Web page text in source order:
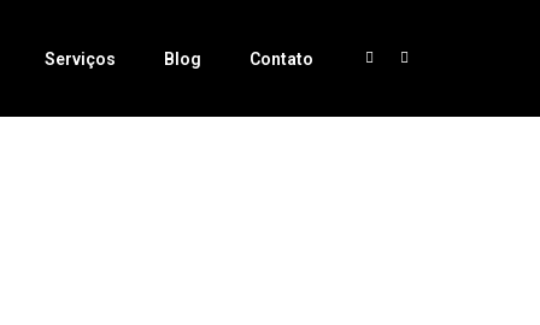
Serviços Blog Contato